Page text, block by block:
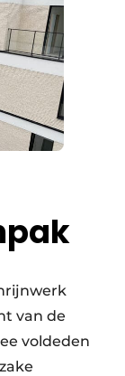
van de
voldeden